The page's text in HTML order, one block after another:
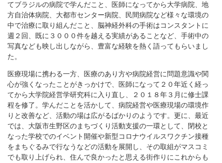
てブラジルの病院で学んだこと、医師になってから大学病院、地
方自治体病院、大都市センター病院、民間病院など様々な環境の
中で治療に取り組んだこと、脳神経外科の手術はコンスタントに
週２回、既に３０００件を越える実績があることなど、手術中の
写真なども映し出しながら、豊富な経験を熱く語ってもらいまし
た。
医療現場に携わる一方、医療のあり方や病院経営に問題意識や関
心が強くなったことがきっかけで、医師になって２０年近く経っ
てから大学院経営学研究科に入り直し、２０１８年３月に修士課
程を修了。学んだことを活かして、病院経営や医療現場の環境作
りと改善など、活動の場は広がるばかりのようです。更に、最近
では、大阪市生野区のまちづくり活動支援の一環として、閉校と
なった学校でのイベント開催や新型コロナウイルスワクチン接種
をまちぐるみで行なうなどの活動を展開し、その取組がマスコミ
でも取り上げられ、住んで良かったと思える街作りにこれからも